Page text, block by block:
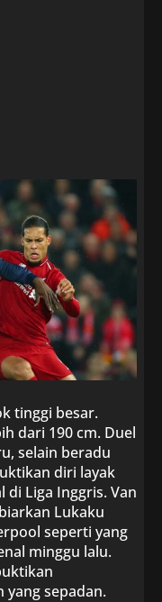
tinggi besar.
dari 190 cm. Duel
selain beradu
diri layak
Liga Inggris. Van
Lukaku
seperti yang
minggu lalu.
yang sepadan.